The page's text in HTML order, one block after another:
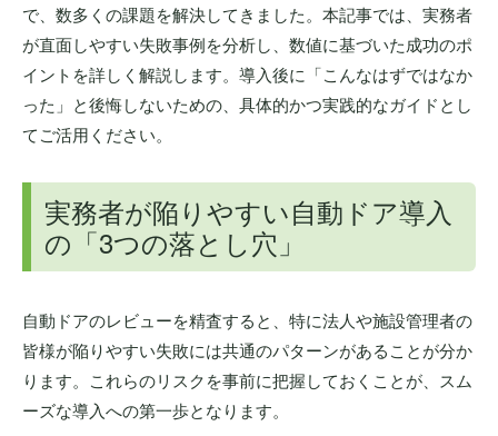
で、数多くの課題を解決してきました。本記事では、実務者
が直面しやすい失敗事例を分析し、数値に基づいた成功のポ
イントを詳しく解説します。導入後に「こんなはずではなか
った」と後悔しないための、具体的かつ実践的なガイドとし
てご活用ください。
実務者が陥りやすい自動ドア導入
の「3つの落とし穴」
自動ドアのレビューを精査すると、特に法人や施設管理者の
皆様が陥りやすい失敗には共通のパターンがあることが分か
ります。これらのリスクを事前に把握しておくことが、スム
ーズな導入への第一歩となります。